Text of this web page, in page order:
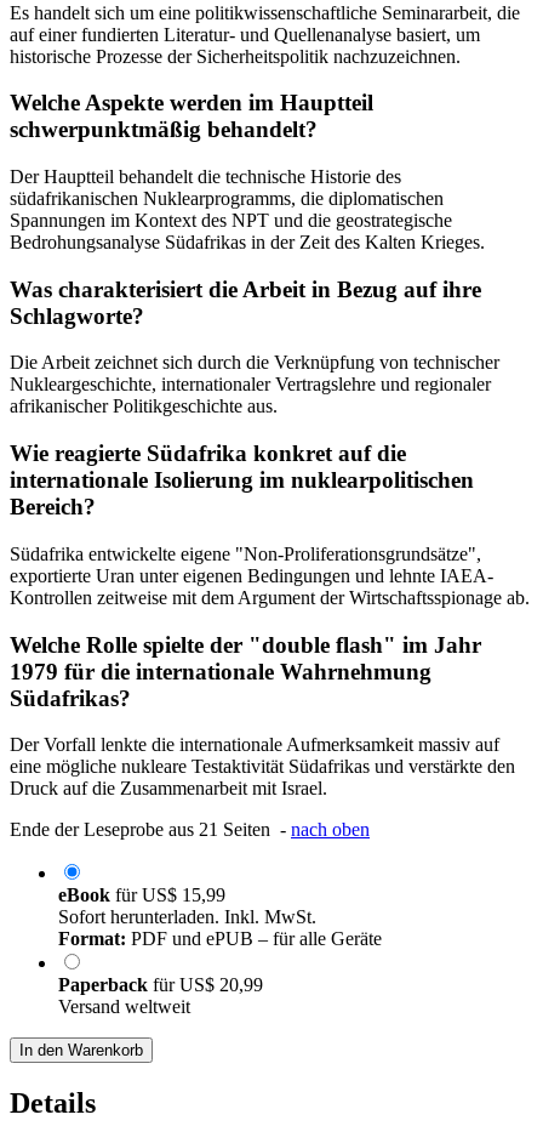
Es handelt sich um eine politikwissenschaftliche Seminararbeit, die
auf einer fundierten Literatur- und Quellenanalyse basiert, um
historische Prozesse der Sicherheitspolitik nachzuzeichnen.
Welche Aspekte werden im Hauptteil
schwerpunktmäßig behandelt?
Der Hauptteil behandelt die technische Historie des
südafrikanischen Nuklearprogramms, die diplomatischen
Spannungen im Kontext des NPT und die geostrategische
Bedrohungsanalyse Südafrikas in der Zeit des Kalten Krieges.
Was charakterisiert die Arbeit in Bezug auf ihre
Schlagworte?
Die Arbeit zeichnet sich durch die Verknüpfung von technischer
Nukleargeschichte, internationaler Vertragslehre und regionaler
afrikanischer Politikgeschichte aus.
Wie reagierte Südafrika konkret auf die
internationale Isolierung im nuklearpolitischen
Bereich?
Südafrika entwickelte eigene "Non-Proliferationsgrundsätze",
exportierte Uran unter eigenen Bedingungen und lehnte IAEA-
Kontrollen zeitweise mit dem Argument der Wirtschaftsspionage ab.
Welche Rolle spielte der "double flash" im Jahr
1979 für die internationale Wahrnehmung
Südafrikas?
Der Vorfall lenkte die internationale Aufmerksamkeit massiv auf
eine mögliche nukleare Testaktivität Südafrikas und verstärkte den
Druck auf die Zusammenarbeit mit Israel.
Ende der Leseprobe aus 21 Seiten - nach oben
eBook fürUS$ 15,99
Sofort herunterladen. Inkl. MwSt.
Format: PDF und ePUB – für alle Geräte
Paperback fürUS$ 20,99
Versand weltweit
In den Warenkorb
Details